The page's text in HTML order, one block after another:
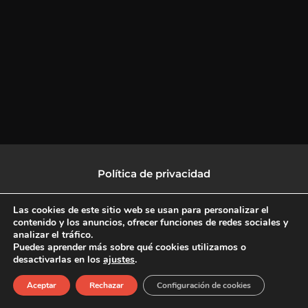
Política de privacidad
Política de protección de datos
F
a
c
X
-
L
i
n
I
n
s
Copyright © 2026 CulturalTV
Las cookies de este sitio web se usan para personalizar el
contenido y los anuncios, ofrecer funciones de redes sociales y
analizar el tráfico.
Puedes aprender más sobre qué cookies utilizamos o
desactivarlas en los ajustes.
Aceptar Rechazar Configuración de cookies